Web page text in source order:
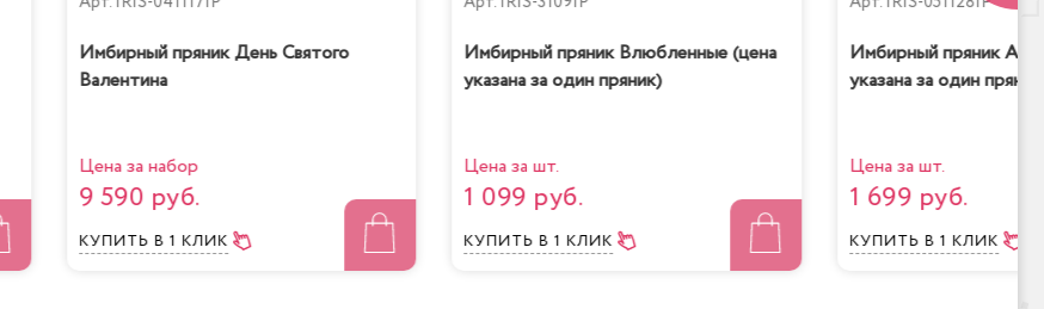
Имбирный пряник День Святого
Валентина
Цена за набор
9 590 руб.
КУПИТЬ В 1 КЛИК
Имбирный пряник Влюбленные (цена
указана за один пряник)
Цена за шт.
1 099 руб.
КУПИТЬВ 1 КЛИК
Имбирный пряник
указана за один
Цена за шт.
1 699 руб.
КУПИТЬ В 1 КЛИК